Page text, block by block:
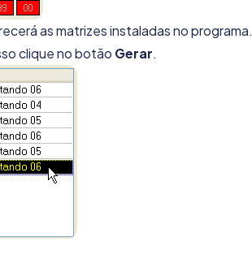
as matrizes instaladas no programa.
clique no botão Gerar.